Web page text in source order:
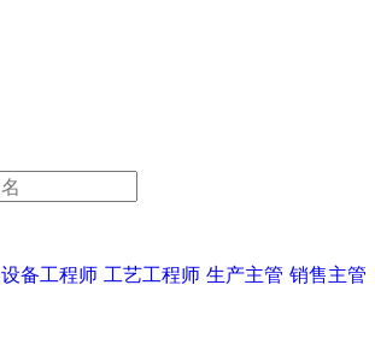
设备工程师 工艺工程师 生产主管 销售主管